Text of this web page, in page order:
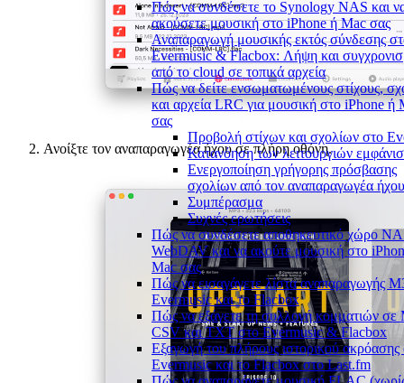
Πώς να συνδέσετε το Synology NAS και
ακούσετε μουσική στο iPhone ή Mac σας
Αναπαραγωγή μουσικής εκτός σύνδεσης
Evermusic & Flacbox: Λήψη και
από το cloud σε τοπικά αρχεία
Πώς να δείτε ενσωματωμένους στίχους,
και αρχεία LRC για μουσική στο iPhone ή
σας
Προβολή στίχων και σχολίων στο
Κατανόηση των λειτουργιών
Ενεργοποίηση γρήγορης πρόσβασης
σχολίων από τον αναπαραγωγέα ήχου
Συμπέρασμα
Συχνές ερωτήσεις
Πώς να συνδέσετε αποθηκευτικό χώρο
WebDAV και να ακούτε μουσική στο
Mac σας
Πώς να εισαγάγετε λίστα αναπαραγωγής
Evermusic και το Flacbox
Πώς να εξάγετε τη συλλογή κομματιών σε
CSV και TXT στο Evermusic & Flacbox
Εξαγωγή του πλήρους ιστορικού ακρόασης
Evermusic και το Flacbox στο Last.fm
Ανοίξτε τον αναπαραγωγέα ήχου σε πλήρη οθόνη.